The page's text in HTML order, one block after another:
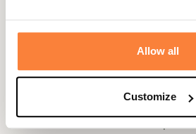
Allow all
Customize
Elle est entièrement doublée en
vous apporter une véritable chaleur
parfait pour vos sorties en période
est assez ajustée avec un bas de
journées à la campagne comme en
La Deveron est dotée de deux